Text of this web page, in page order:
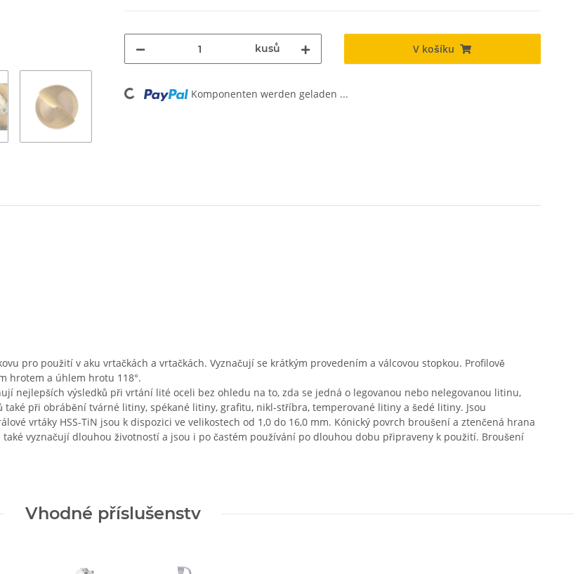
kusů V košíku
Loading... Komponenten werden geladen ...
pro použití v aku vrtačkách a vrtačkách. Vyznačují se krátkým provedením a válcovou stopkou. Profilově
hrotem a úhlem hrotu 118°.
nejlepších výsledků při vrtání lité oceli bez ohledu na to, zda se jedná o legovanou nebo nelegovanou litinu,
při obrábění tvárné litiny, spékané litiny, grafitu, nikl-stříbra, temperované litiny a šedé litiny. Jsou
vrtáky HSS-TiN jsou k dispozici ve velikostech od 1,0 do 16,0 mm. Kónický povrch broušení a ztenčená hrana
vyznačují dlouhou životností a jsou i po častém používání po dlouhou dobu připraveny k použití. Broušení
Vhodné příslušenstv